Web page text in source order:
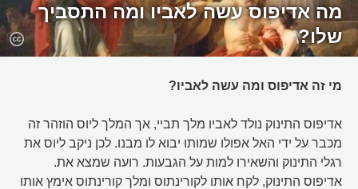
מה אדיפוס עשה לאביו ומה התסביך
שלו?
מי זה אדיפוס ומה עשה לאביו?
אדיפוס התינוק נולד לאביו מלך תביי, אך המלך ליוס הוזהר זה
מכבר על ידי האל אפולו שמותו יבוא לו מבנו. לכן ניקב ליוס את
רגלי התינוק והשאירו למות על הגבעות. רועה שמצא את.
אדיפוס התינוק, לקח אותו לקורינתוס ומלך קורינתוס אימץ אותו